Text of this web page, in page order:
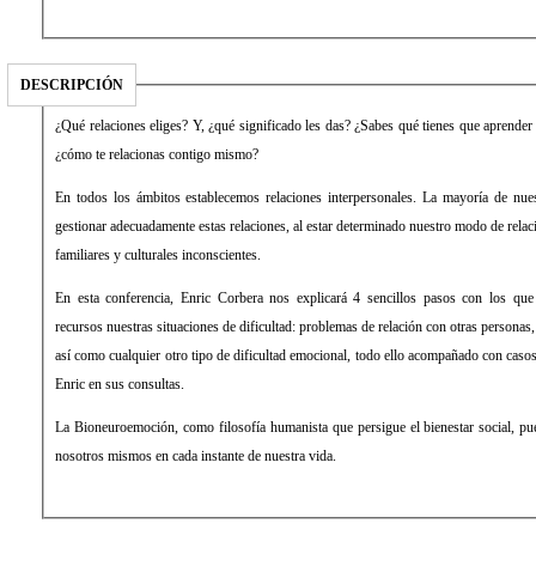
DESCRIPCIÓN
¿Qué relaciones eliges? Y, ¿qué significado les das? ¿Sabes qué tienes que
¿cómo te relacionas contigo mismo?
En todos los ámbitos establecemos relaciones interpersonales. La mayoría de
gestionar adecuadamente estas relaciones, al estar determinado nuestro modo de
familiares y culturales inconscientes.
En esta conferencia, Enric Corbera nos explicará 4 sencillos pasos con los
recursos nuestras situaciones de dificultad: problemas de relación con otras
así como cualquier otro tipo de dificultad emocional, todo ello acompañado con
Enric en sus consultas.
La Bioneuroemoción, como filosofía humanista que persigue el bienestar social,
nosotros mismos en cada instante de nuestra vida.